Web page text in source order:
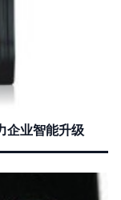
企业智能升级